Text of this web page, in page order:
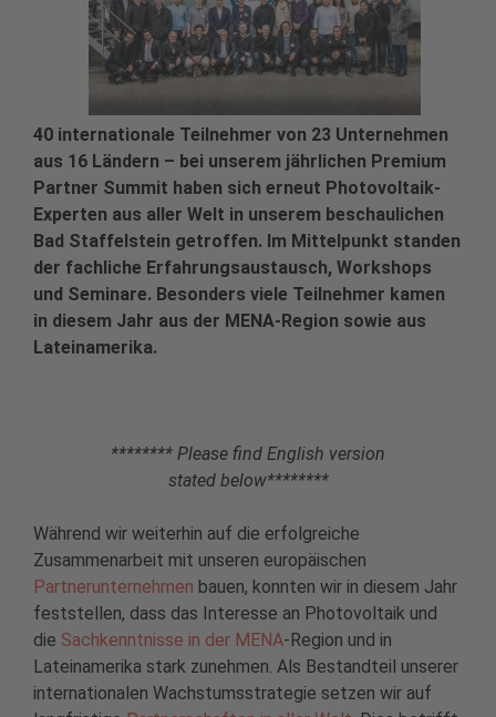
40 internationale Teilnehmer von 23 Unternehmen
aus 16 Ländern – bei unserem jährlichen Premium
Partner Summit haben sich erneut Photovoltaik-
Experten aus aller Welt in unserem beschaulichen
Bad Staffelstein getroffen. Im Mittelpunkt standen
der fachliche Erfahrungsaustausch, Workshops
und Seminare. Besonders viele Teilnehmer kamen
in diesem Jahr aus der MENA-Region sowie aus
Lateinamerika.
******** Please find English version
stated below********
Während wir weiterhin auf die erfolgreiche
Zusammenarbeit mit unseren europäischen
Partnerunternehmen bauen, konnten wir in diesem Jahr
feststellen, dass das Interesse an Photovoltaik und
die Sachkenntnisse in der MENA-Region und in
Lateinamerika stark zunehmen. Als Bestandteil unserer
internationalen Wachstumsstrategie setzen wir auf